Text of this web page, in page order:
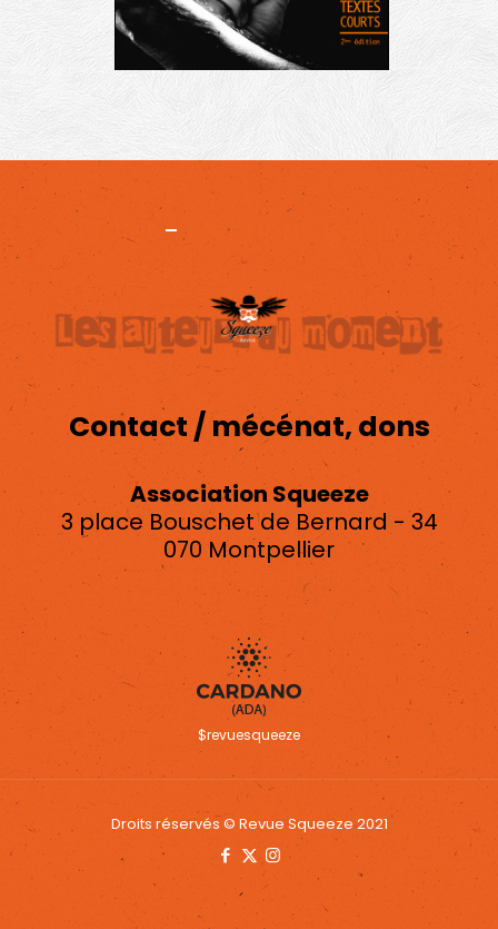
Projet -Mentions légales
Contact / mécénat, dons
Association Squeeze
3 place Bouschet de Bernard - 34
070 Montpellier
asso.squeeze@gmail.com
$revuesqueeze
Droits réservés © Revue Squeeze 2021